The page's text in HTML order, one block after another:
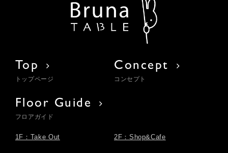
Top
トップページ
Concept
コンセプト
Floor Guide
フロアガイド
1F：Take Out 2F：Shop&Cafe